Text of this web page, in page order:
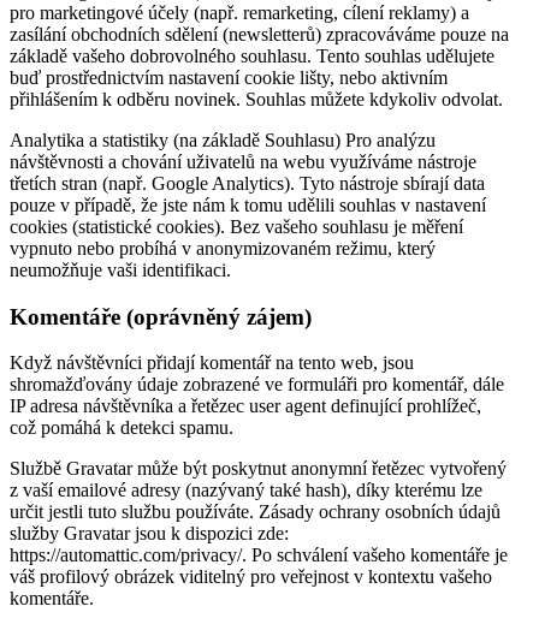
pro marketingové účely (např. remarketing, cílení reklamy) a
zasílání obchodních sdělení (newsletterů) zpracováváme pouze na
základě vašeho dobrovolného souhlasu. Tento souhlas udělujete
buď prostřednictvím nastavení cookie lišty, nebo aktivním
přihlášením k odběru novinek. Souhlas můžete kdykoliv odvolat.
Analytika a statistiky (na základě Souhlasu) Pro analýzu
návštěvnosti a chování uživatelů na webu využíváme nástroje
třetích stran (např. Google Analytics). Tyto nástroje sbírají data
pouze v případě, že jste nám k tomu udělili souhlas v nastavení
cookies (statistické cookies). Bez vašeho souhlasu je měření
vypnuto nebo probíhá v anonymizovaném režimu, který
neumožňuje vaši identifikaci.
Komentáře (oprávněný zájem)
Když návštěvníci přidají komentář na tento web, jsou
shromažďovány údaje zobrazené ve formuláři pro komentář, dále
IP adresa návštěvníka a řetězec user agent definující prohlížeč,
což pomáhá k detekci spamu.
Službě Gravatar může být poskytnut anonymní řetězec vytvořený
z vaší emailové adresy (nazývaný také hash), díky kterému lze
určit jestli tuto službu používáte. Zásady ochrany osobních údajů
služby Gravatar jsou k dispozici zde:
https://automattic.com/privacy/. Po schválení vašeho komentáře je
váš profilový obrázek viditelný pro veřejnost v kontextu vašeho
komentáře.